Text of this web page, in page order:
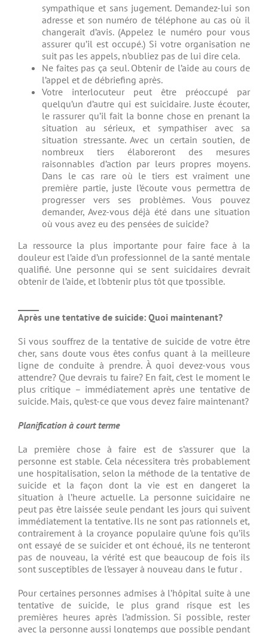
sympathique et sans jugement. Demandez-lui son
adresse et son numéro de téléphone au cas où il
changerait d’avis. (Appelez le numéro pour vous
assurer qu’il est occupé.) Si votre organisation ne
suit pas les appels, n’oubliez pas de lui dire cela.
Ne faites pas ça seul. Obtenir de l’aide au cours de
l’appel et de débriefing après.
Votre interlocuteur peut être préoccupé par
quelqu’un d’autre qui est suicidaire. Juste écouter,
le rassurer qu’il fait la bonne chose en prenant la
situation au sérieux, et sympathiser avec sa
situation stressante. Avec un certain soutien, de
nombreux tiers élaboreront des mesures
raisonnables d’action par leurs propres moyens.
Dans le cas rare où le tiers est vraiment une
première partie, juste l’écoute vous permettra de
progresser vers ses problèmes. Vous pouvez
demander, Avez-vous déjà été dans une situation
où vous avez eu des pensées de suicide?
La ressource la plus importante pour faire face à la
douleur est l’aide d’un professionnel de la santé mentale
qualifié. Une personne qui se sent suicidaires devrait
obtenir de l’aide, et l’obtenir plus tôt que tpossible.
Après une tentative de suicide: Quoi maintenant?
Si vous souffrez de la tentative de suicide de votre être
cher, sans doute vous êtes confus quant à la meilleure
ligne de conduite à prendre. À quoi devez-vous vous
attendre? Que devrais tu faire? En fait, c’est le moment le
plus critique – immédiatement après une tentative de
suicide. Mais, qu’est-ce que vous devez faire maintenant?
Planification à court terme
La première chose à faire est de s’assurer que la
personne est stable. Cela nécessitera très probablement
une hospitalisation, selon la méthode de la tentative de
suicide et la façon dont la vie est en dangeret la
situation à l’heure actuelle. La personne suicidaire ne
peut pas être laissée seule pendant les jours qui suivent
immédiatement la tentative. Ils ne sont pas rationnels et,
contrairement à la croyance populaire qu’une fois qu’ils
ont essayé de se suicider et ont échoué, ils ne tenteront
pas de nouveau, la vérité est que beaucoup de fois ils
sont susceptibles de l’essayer à nouveau dans le futur .
Pour certaines personnes admises à l’hôpital suite à une
tentative de suicide, le plus grand risque est les
premières heures après l’admission. Si possible, rester
avec la personne aussi longtemps que possible pendant